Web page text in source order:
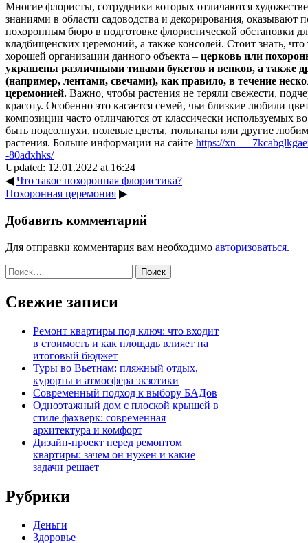
Многие флористы, сотрудники которых отличаются
знаниями в области садоводства и декорирования,
похоронным бюро в подготовке флористической обстановки
кладбищенских церемоний, а также консолей. Стоит знать,
хорошей организации данного объекта – церковь или
украшены различными типами букетов и венков, а также
(например, лентами, свечами), как правило, в течение
церемонией. Важно, чтобы растения не теряли свежести,
красоту. Особенно это касается семей, чьи близкие любили
композиции часто отличаются от классически используемых
быть подсолнухи, полевые цветы, тюльпаны или другие
растения. Больше информации на сайте https://
-80adxhks/
Updated: 12.01.2022 at 16:24
◀Что такое похоронная флористика?
Похоронная церемония ▶
Добавить комментарий
Для отправки комментария вам необходимо авторизоваться.
Найти:
Свежие записи
Ремонт квартиры под ключ: что входит
в стоимость и как площадь влияет на
итоговый бюджет
Туры во Вьетнам: пляжный отдых,
курорты и атмосфера экзотики
Современный подход к выбору БАДов
Одноэтажный дом с плоской крышей в
стиле фахверк: современная
архитектура и комфорт
Дизайн-проект перед ремонтом
квартиры: зачем он нужен и какие
задачи решает
Рубрики
Деньги
Здоровье